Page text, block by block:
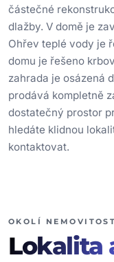
částečné
dlažby. V domě je
Ohřev teplé vody je
domu je řešeno
zahrada je osázená
prodává kompletně
dostatečný prostor
hledáte klidnou
kontaktovat.
OKOLÍ
Lokalita